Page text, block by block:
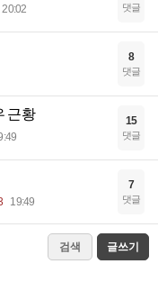
20:02 댓글
8
댓글
근황 15
댓글
19:49
7
댓글
검색 글쓰기